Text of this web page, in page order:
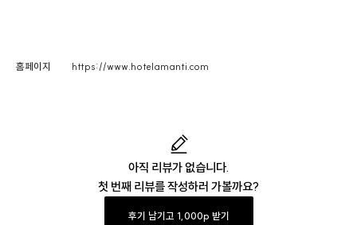
홈페이지 https://www.hotelamanti.com
아직 리뷰가 없습니다.
첫 번째 리뷰를 작성하러 가볼까요?
후기 남기고 1,000p 받기